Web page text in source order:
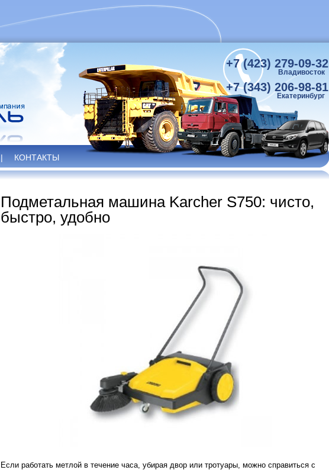
+7 (423) 279-09-32
Владивосток
+7 (343) 206-98-81
Екатеринбург
| КОНТАКТЫ
Подметальная машина Karcher S750: чисто,
быстро, удобно
Если работать метлой в течение часа, убирая двор или тротуары, можно справиться с